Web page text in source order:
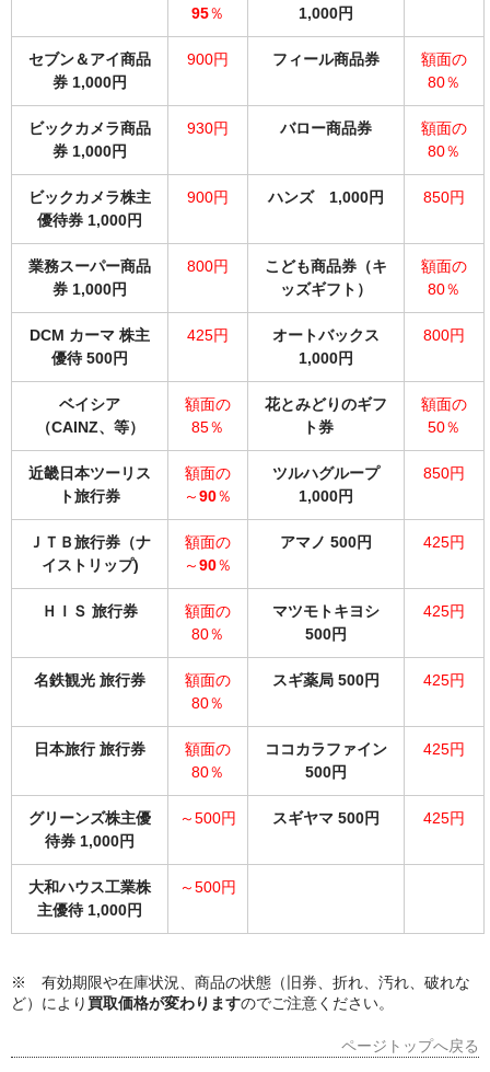
95％
1,000円
セブン＆アイ商品
券 1,000円
900円 フィール商品券
額面の
80％
ビックカメラ商品
券 1,000円
930円 バロー商品券
額面の
80％
ビックカメラ株主
優待券 1,000円
900円 ハンズ 1,000円 850円
業務スーパー商品
券 1,000円
800円
こども商品券（キ
ッズギフト）
額面の
80％
DCM カーマ 株主
優待 500円
425円
オートバックス
1,000円
800円
ベイシア
（CAINZ、等）
額面の
85％
花とみどりのギフ
ト券
額面の
50％
近畿日本ツーリス
ト旅行券
額面の
～90％
ツルハグループ
1,000円
850円
ＪＴＢ旅行券（ナ
イストリップ)
額面の
～90％
アマノ 500円 425円
ＨＩＳ 旅行券
額面の
80％
マツモトキヨシ
500円
425円
名鉄観光 旅行券
額面の
80％
スギ薬局 500円 425円
日本旅行 旅行券
額面の
80％
ココカラファイン
500円
425円
グリーンズ株主優
待券 1,000円
～500円 スギヤマ 500円 425円
大和ハウス工業株
主優待 1,000円
～500円
※ 有効期限や在庫状況、商品の状態（旧券、折れ、汚れ、破れな
ど）により 買取価格が変わりますのでご注意ください。
ページトップへ戻る